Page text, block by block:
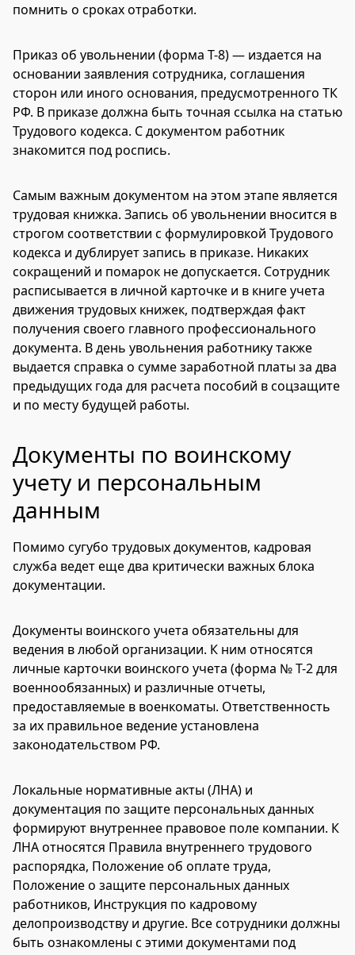
помнить о сроках отработки.
Приказ об увольнении (форма Т-8) — издается на
основании заявления сотрудника, соглашения
сторон или иного основания, предусмотренного ТК
РФ. В приказе должна быть точная ссылка на статью
Трудового кодекса. С документом работник
знакомится под роспись.
Самым важным документом на этом этапе является
трудовая книжка. Запись об увольнении вносится в
строгом соответствии с формулировкой Трудового
кодекса и дублирует запись в приказе. Никаких
сокращений и помарок не допускается. Сотрудник
расписывается в личной карточке и в книге учета
движения трудовых книжек, подтверждая факт
получения своего главного профессионального
документа. В день увольнения работнику также
выдается справка о сумме заработной платы за два
предыдущих года для расчета пособий в соцзащите
и по месту будущей работы.
Документы по воинскому
учету и персональным
данным
Помимо сугубо трудовых документов, кадровая
служба ведет еще два критически важных блока
документации.
Документы воинского учета обязательны для
ведения в любой организации. К ним относятся
личные карточки воинского учета (форма № Т-2 для
военнообязанных) и различные отчеты,
предоставляемые в военкоматы. Ответственность
за их правильное ведение установлена
законодательством РФ.
Локальные нормативные акты (ЛНА) и
документация по защите персональных данных
формируют внутреннее правовое поле компании. К
ЛНА относятся Правила внутреннего трудового
распорядка, Положение об оплате труда,
Положение о защите персональных данных
работников, Инструкция по кадровому
делопроизводству и другие. Все сотрудники должны
быть ознакомлены с этими документами под